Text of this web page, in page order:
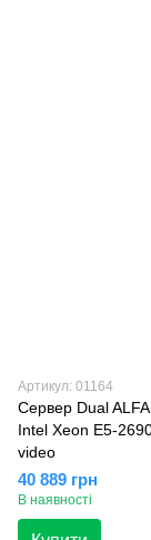
Артикул: 01164
Сервер Dual
Intel Xeon E5-
video
40 889 грн
В наявності